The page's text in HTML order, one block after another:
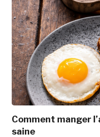
Comment manger
saine